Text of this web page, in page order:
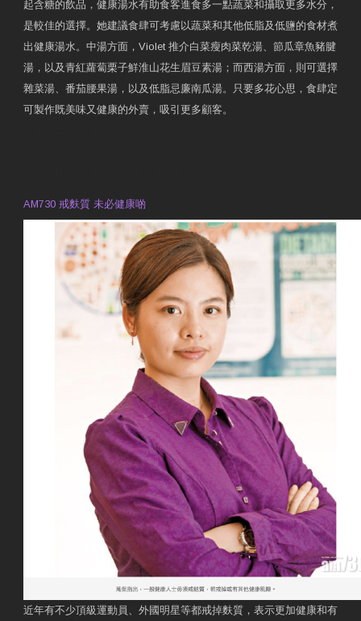
起含糖的飲品，健康湯水有助食客進食多一點蔬菜和攝取更多水分，
是較佳的選擇。她建議食肆可考慮以蔬菜和其他低脂及低鹽的食材煮
出健康湯水。中湯方面，Violet 推介白菜瘦肉菜乾湯、節瓜章魚豬腱
湯，以及青紅蘿蔔栗子鮮淮山花生眉豆素湯；而西湯方面，則可選擇
雜菜湯、番茄腰果湯，以及低脂忌廉南瓜湯。只要多花心思，食肆定
可製作既美味又健康的外賣，吸引更多顧客。
AM730 戒麩質 未必健康啲
近年有不少頂級運動員、外國明星等都戒掉麩質，表示更加健康和有